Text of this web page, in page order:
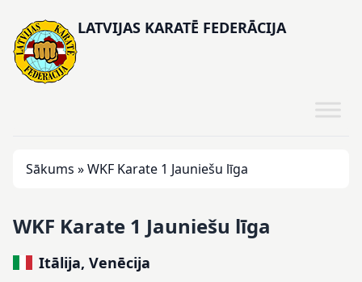
LATVIJAS KARATĒ FEDERĀCIJA
Sākums »WKF Karate 1 Jauniešu līga
WKF Karate 1 Jauniešu līga
Itālija, Venēcija